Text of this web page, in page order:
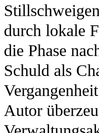
durch lokale
die Phase
Schuld als
Autor